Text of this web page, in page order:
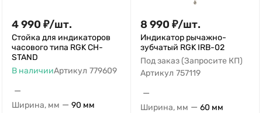
4 990 ₽/шт.
Стойка для индикаторов
часового типа RGK CH-
STAND
В наличииАртикул 779609
—
Ширина, мм — 90 мм
8 990 ₽/шт.
Индикатор рычажно-
зубчатый RGK IRB-02
Под заказ (Запросите КП)
Артикул 757119
—
Ширина, мм — 60 мм